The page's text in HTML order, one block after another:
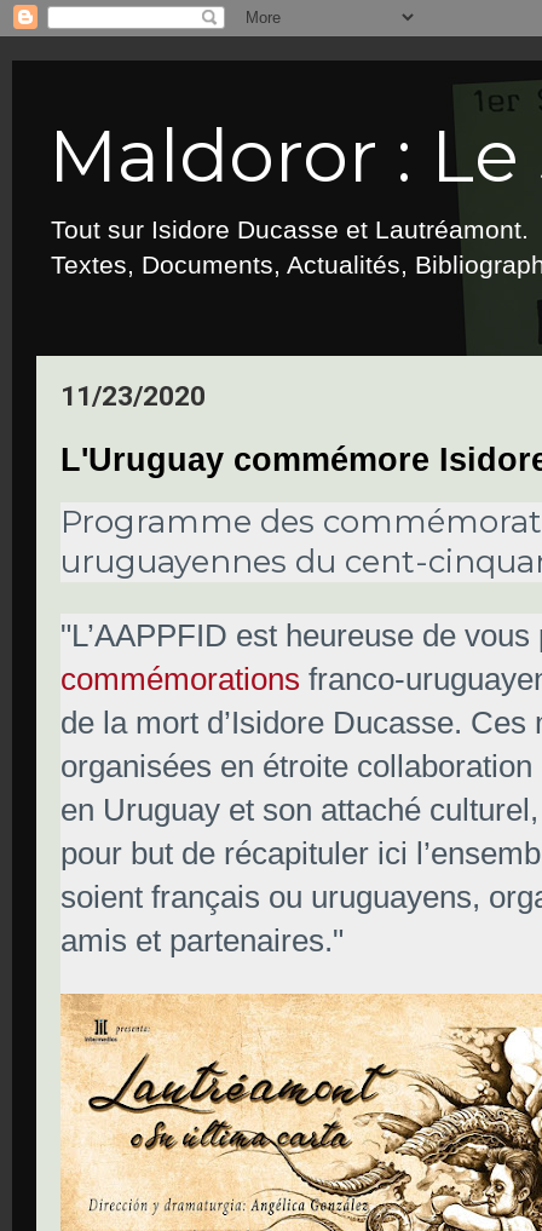
Maldoror : Le
Tout sur Isidore Ducasse et Lautréamont.
Textes, Documents, Actualités,
11/23/2020
L'Uruguay commémore
Programme des
uruguayennes du cent-
"L’AAPPFID est heureuse de
commémorations franco-
de la mort d’Isidore Ducasse.
organisées en étroite
en Uruguay et son attaché
pour but de récapituler ici
soient français ou uruguayens,
amis et partenaires."